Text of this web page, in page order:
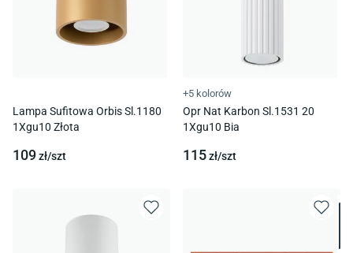
Lampa Sufitowa Orbis Sl.1180
1Xgu10 Złota
109zł/szt
+5 kolorów
Opr Nat Karbon Sl.1531 20
1Xgu10 Bia
115zł/szt